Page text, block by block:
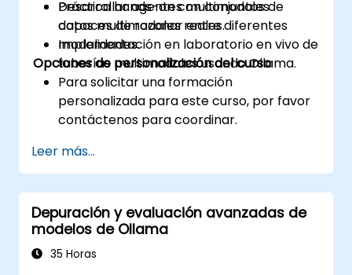
Desarrollar agentes multimodales
capaces de razonar entre diferentes
modalidades.
Práctica hands-on con conjuntos de
datos multimodales reales.
Implementación en laboratorio en vivo de
tuberías multimodales usando Ollama.
Opciones de personalización del curso
Para solicitar una formación
personalizada para este curso, por favor
contáctenos para coordinar.
Leer más...
Depuración y evaluación avanzadas de
modelos de Ollama
35 Horas